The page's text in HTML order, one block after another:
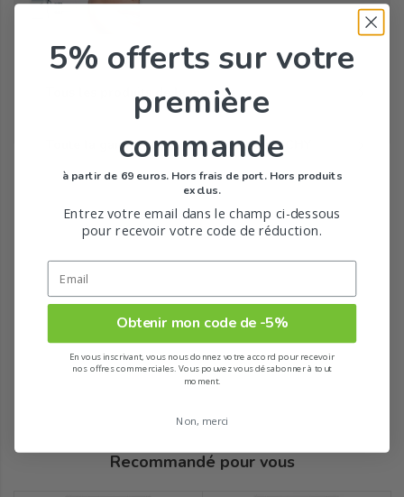
Tous les produits de la marque
Toute la gamme de Capital Soleil de VICHY
Recommandé pour vous
5% offerts sur votre
première
commande
à partir de 69 euros. Hors frais de port. Hors produits
exclus.
Entrez votre email dans le champ ci-dessous
pour recevoir votre code de réduction.
Obtenir mon code de -5%
En vous inscrivant, vous nous donnez votre accord pour recevoir
nos offres commerciales. Vous pouvez vous désabonner à tout
moment.
Non, merci